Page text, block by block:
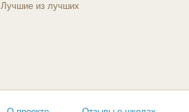
Лучшие из лучших